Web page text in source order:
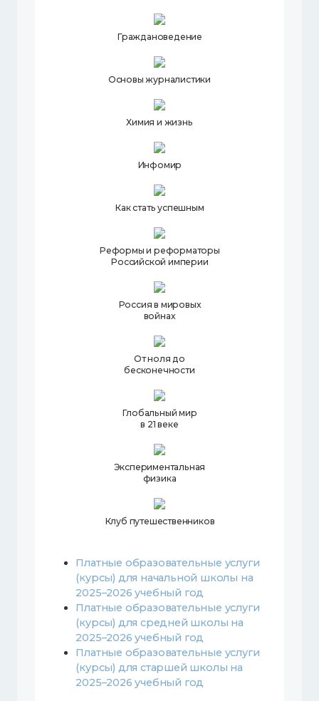
Граждановедение
Основы журналистики
Химия и жизнь
Инфомир
Как стать успешным
Реформы и реформаторы
Российской империи
Россия в мировых
войнах
От ноля до
бесконечности
Глобальный мир
в 21 веке
Экспериментальная
физика
Клуб путешественников
Платные образовательные услуги
(курсы) для начальной школы на
2025–2026 учебный год
Платные образовательные услуги
(курсы) для средней школы на
2025–2026 учебный год
Платные образовательные услуги
(курсы) для старшей школы на
2025–2026 учебный год